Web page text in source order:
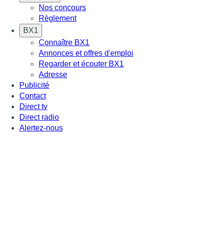
Nos concours
Règlement
BX1
Connaître BX1
Annonces et offres d'emploi
Regarder et écouter BX1
Adresse
Publicité
Contact
Direct tv
Direct radio
Alertez-nous